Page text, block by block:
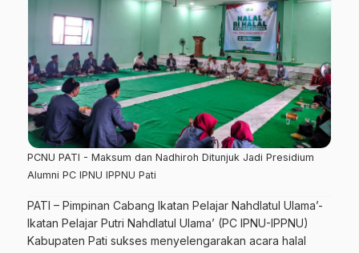
PCNU PATI - Maksum dan Nadhiroh Ditunjuk Jadi Presidium
Alumni PC IPNU IPPNU Pati
PATI – Pimpinan Cabang Ikatan Pelajar Nahdlatul Ulama’-
Ikatan Pelajar Putri Nahdlatul Ulama’ (PC IPNU-IPPNU)
Kabupaten Pati sukses menyelengarakan acara halal